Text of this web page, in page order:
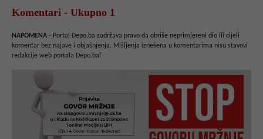
Komentari - Ukupno 1
NAPOMENA - Portal Depo.ba zadržava pravo da obriše neprimjereni dio ili cijeli
komentar bez najave i objašnjenja. Mišljenja iznešena u komentarima nisu stavovi
redakcije web portala Depo.ba!